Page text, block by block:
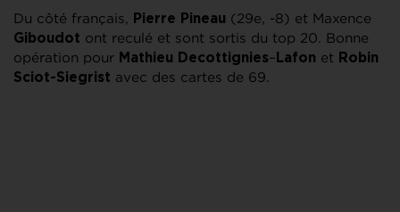
Du côté français,
Pierre Pineau (29e, -8) et Maxence
Giboudot ont reculé et sont sortis du top 20. Bonne
opération pour Mathieu Decottignies– Lafon et Robin
Sciot-Siegrist avec des cartes de 69.